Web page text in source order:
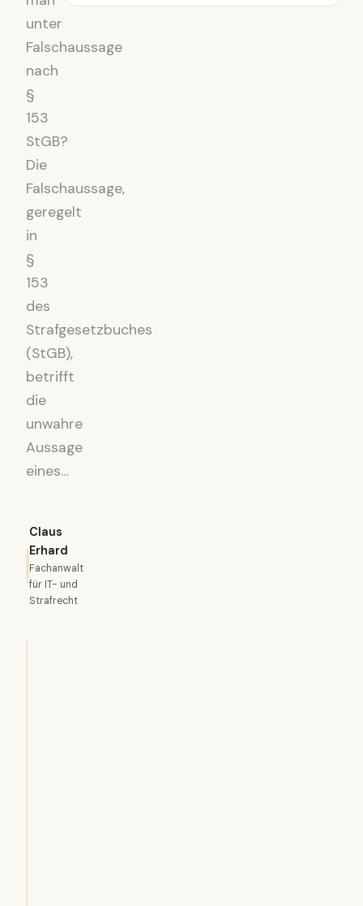
unter
Falschaussage
nach
§
153
StGB?
Die
Falschaussage,
geregelt
in
§
153
des
Strafgesetzbuches
(StGB),
betrifft
die
unwahre
Aussage
eines…
Claus
Erhard
Fachanwalt
für IT- und
Strafrecht